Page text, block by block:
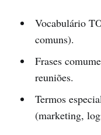
Vocabulário
comuns).
Frases
reuniões.
Termos
(marketing,